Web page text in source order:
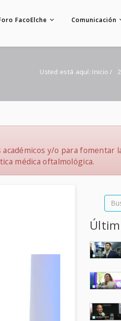
FacoElche Comunicación
Usted está aquí: Inicio /
y/o para
médica oftalmológica.